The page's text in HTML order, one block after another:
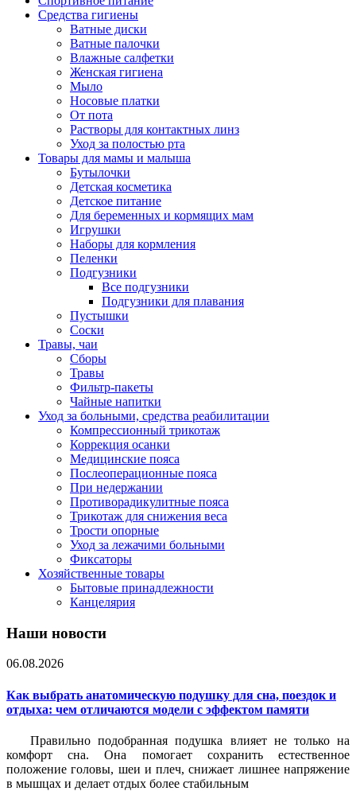
Средства гигиены
Ватные диски
Ватные палочки
Влажные салфетки
Женская гигиена
Мыло
Носовые платки
От пота
Растворы для контактных линз
Уход за полостью рта
Товары для мамы и малыша
Бутылочки
Детская косметика
Детское питание
Для беременных и кормящих мам
Игрушки
Наборы для кормления
Пеленки
Подгузники
Все подгузники
Подгузники для плавания
Пустышки
Соски
Травы, чаи
Сборы
Травы
Фильтр-пакеты
Чайные напитки
Уход за больными, средства реабилитации
Компрессионный трикотаж
Коррекция осанки
Медицинские пояса
Послеоперационные пояса
При недержании
Противорадикулитные пояса
Трикотаж для снижения веса
Трости опорные
Уход за лежачими больными
Фиксаторы
Хозяйственные товары
Бытовые принадлежности
Канцелярия
Наши новости
06.08.2026
Как выбрать анатомическую подушку для сна, поездок и
отдыха: чем отличаются модели с эффектом памяти
Правильно подобранная подушка влияет не только на
комфорт сна. Она помогает сохранить естественное
положение головы, шеи и плеч, снижает лишнее напряжение
в мышцах и делает отдых более стабильным